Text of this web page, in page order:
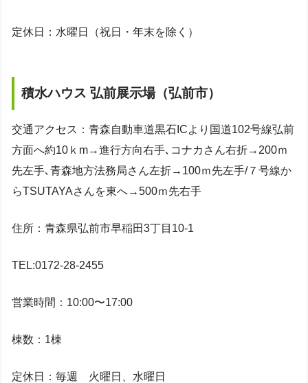
定休日：水曜日（祝日・年末を除く）
積水ハウス 弘前展示場（弘前市）
交通アクセス：青森自動車道黒石ICより国道102号線弘前
方面へ約10ｋm→進行方向右手､コナカさん右折→200ｍ
先左手､青森地方法務局さん左折→100ｍ先左手/７号線か
らTSUTAYAさんを東へ→500ｍ先右手
住所：青森県弘前市早稲田3丁目10-1
TEL:0172-28-2455
営業時間：10:00〜17:00
棟数：1棟
定休日：毎週 火曜日、水曜日